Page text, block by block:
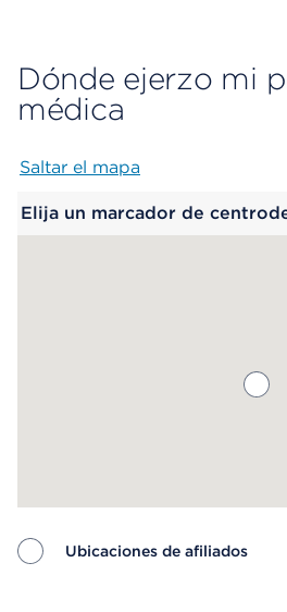
Dónde ejerzo mi
médica
Saltar el mapa
Elija un marcador de
Ubicaciones de afiliados